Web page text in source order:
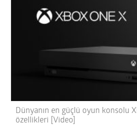
Dünyanın en güçlü oyun konsolu
özellikleri [Video]